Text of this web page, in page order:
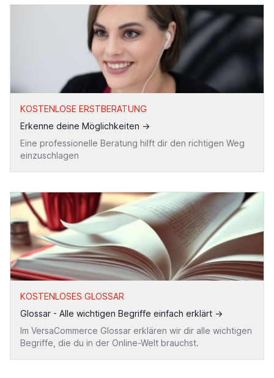
KOSTENLOSE ERSTBERATUNG
Erkenne deine Möglichkeiten →
Eine professionelle Beratung hilft dir den richtigen Weg
einzuschlagen
KOSTENLOSES GLOSSAR
Glossar - Alle wichtigen Begriffe einfach erklärt →
Im VersaCommerce Glossar erklären wir dir alle wichtigen
Begriffe, die du in der Online-Welt brauchst.